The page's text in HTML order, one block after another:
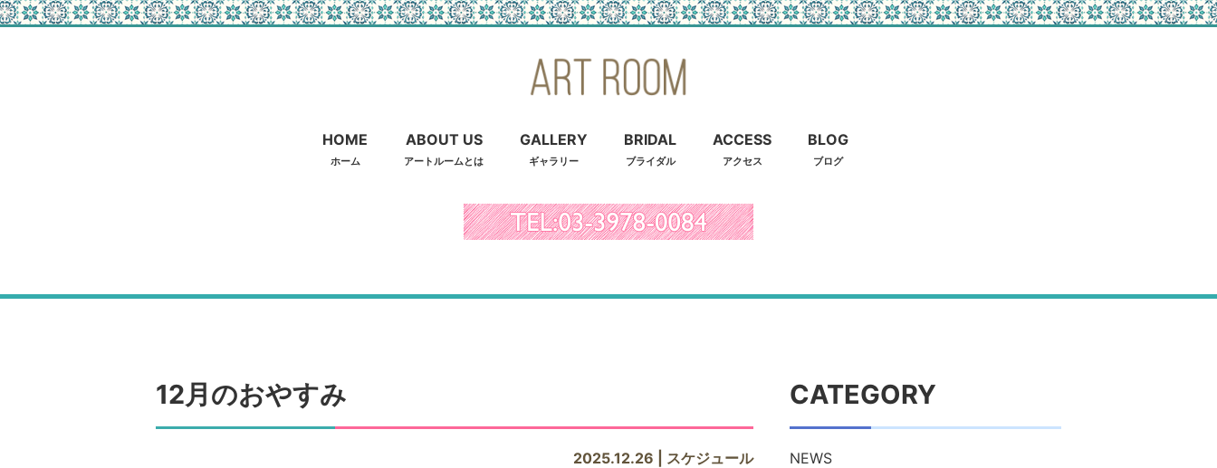
HOME
ホーム
ABOUT US
アートルームとは
GALLERY
ギャラリー
BRIDAL
ブライダル
ACCESS
アクセス
BLOG
ブログ
12月のおやすみ
2025.12.26 | スケジュール
CATEGORY
NEWS